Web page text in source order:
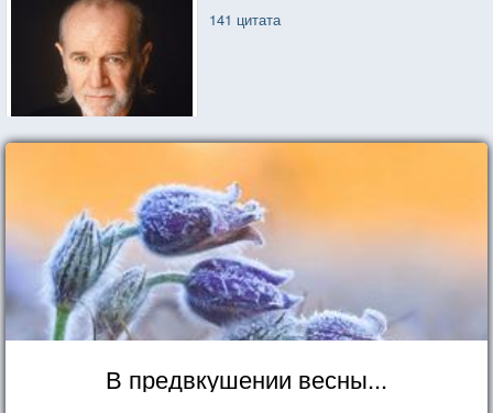
141 цитата
В предвкушении весны...